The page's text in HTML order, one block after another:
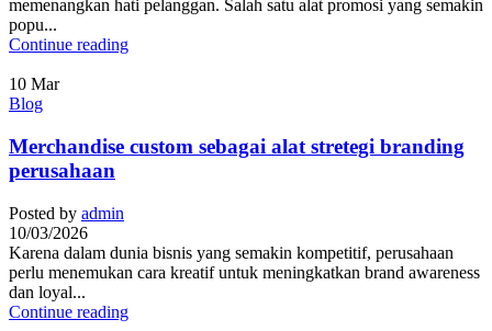
memenangkan hati pelanggan. Salah satu alat promosi yang semakin
popu...
Continue reading
10 Mar
Blog
Merchandise custom sebagai alat stretegi branding
perusahaan
Posted by admin
10/03/2026
Karena dalam dunia bisnis yang semakin kompetitif, perusahaan
perlu menemukan cara kreatif untuk meningkatkan brand awareness
dan loyal...
Continue reading